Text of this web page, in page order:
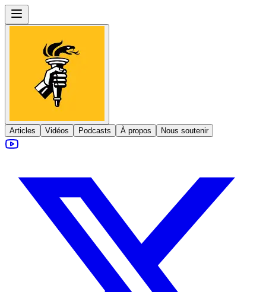
Articles Vidéos Podcasts À propos Nous soutenir